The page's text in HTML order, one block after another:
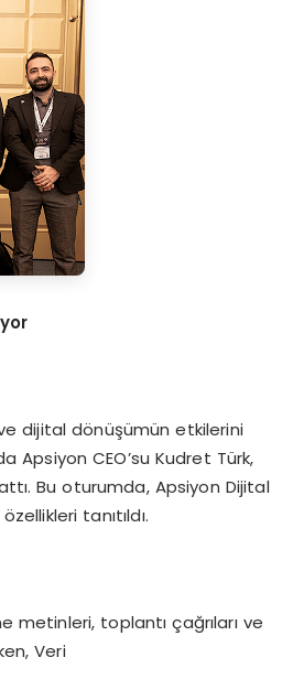
dijital dönüşümün etkilerini
Apsiyon CEO’su Kudret Türk,
Bu oturumda, Apsiyon Dijital
tanıtıldı.
metinleri, toplantı çağrıları ve
Veri